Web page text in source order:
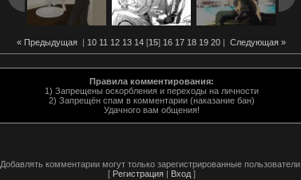
« Предыдущая | 10 11 12 13 14 [15] 16 17 18 19 20 | Следующая »
Правила комментирования:
1) Запрещены оскорбления и переходы на личности
2) Запрещён спам в комментарии (наказание бан)
Удачного вам общения!
Добавлять комментарии могут только зарегистрированные пользователи.
[ Регистрация| Вход]